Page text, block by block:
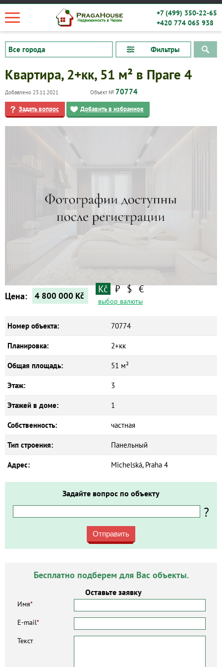
+7 (499) 350-22-65
+420 774 065 938
Фильтры
Квартира, 2+кк, 51 м² в Праге 4
Добавлено 23.11.2021 Объект № 70774
Задать вопрос Добавить в избранное
Цена: 4 800 000 Kč
Kč ₽ $ €
выбор валюты
Номер объекта: 70774
Планировка: 2+кк
Общая площадь: 51 м²
Этаж: 3
Этажей в доме: 1
Собственность: частная
Тип строения: Панельный
Адрес: Michelská, Praha 4
Задайте вопрос по объекту
?
Отправить
Бесплатно подберем для Вас объекты.
Оставьте заявку
Имя*
E-mail*
Текст